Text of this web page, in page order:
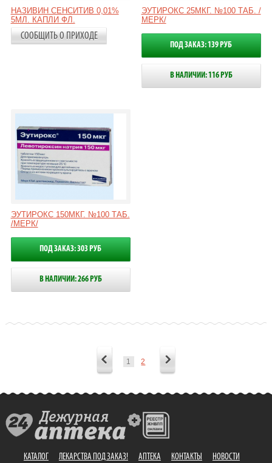
НАЗИВИН СЕНСИТИВ 0,01%
5МЛ. КАПЛИ ФЛ.
СООБЩИТЬ О ПРИХОДЕ
ЭУТИРОКС 25МКГ. №100 ТАБ. /
МЕРК/
ПОД ЗАКАЗ: 139 РУБ
В НАЛИЧИИ: 116 РУБ
ЭУТИРОКС 150МКГ. №100 ТАБ.
/МЕРК/
ПОД ЗАКАЗ: 303 РУБ
В НАЛИЧИИ: 266 РУБ
1 2
КАТАЛОГ ЛЕКАРСТВА ПОД ЗАКАЗ! АПТЕКА КОНТАКТЫ НОВОСТИ